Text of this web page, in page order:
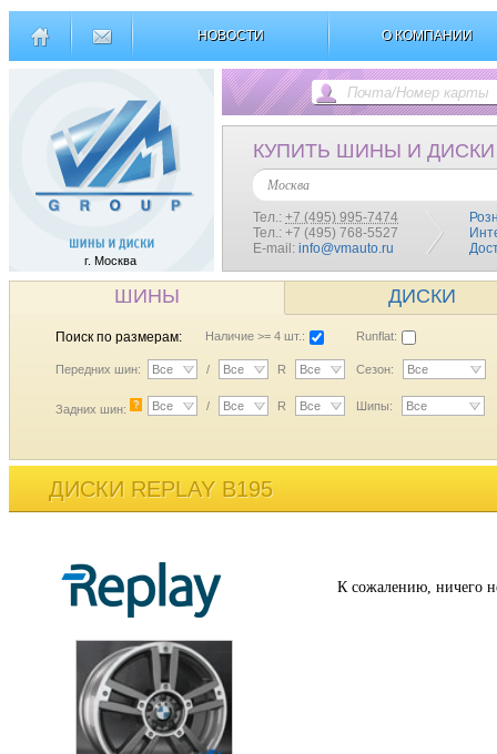
НОВОСТИ О КОМПАНИИ
г. Москва
КУПИТЬ ШИНЫ И ДИСКИ
Москва
Тел.: +7 (495) 995-7474
Тел.: +7 (495) 768-5527
E-mail: info@vmauto.ru
ШИНЫ ДИСКИ
Поиск по размерам: Наличие >= 4 шт.: Runflat:
Передних шин: Все / Все R Все Сезон: Все
Задних шин: ? Все / Все R Все Шипы: Все
ДИСКИ REPLAY B195
К сожалению, ничего